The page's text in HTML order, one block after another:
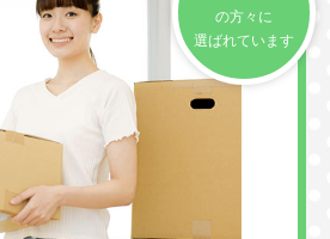
の方々に
選ばれています